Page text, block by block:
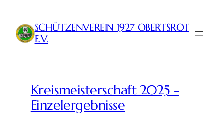
springen SCHÜTZENVEREIN 1927 OBERTSROT
E.V.
Kreismeisterschaft 2025 -
Einzelergebnisse